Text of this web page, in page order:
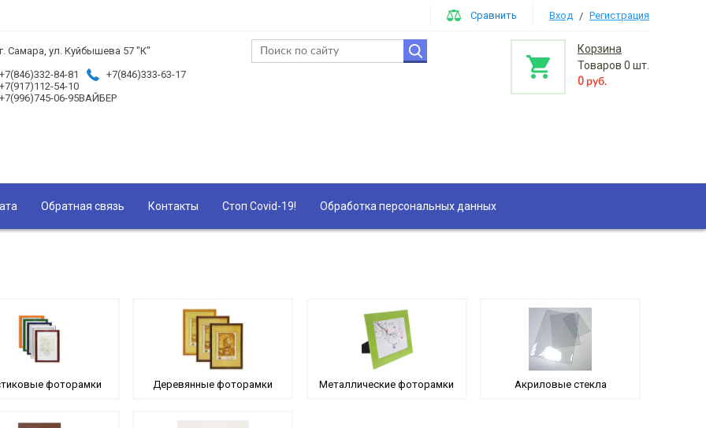
Сравнить Вход / Регистрация
г. Самара, ул. Куйбышева 57 "К"
+7(846)332-84-81
+7(846)333-63-17
+7(917)112-54-10
+7(996)745-06-95ВАЙБЕР
Корзина
Товаров 0 шт.
0 руб.
Обратная связь Контакты Стоп Covid-19! Обработка персональных данных
фоторамки Деревянные фоторамки Металлические фоторамки Акриловые стекла